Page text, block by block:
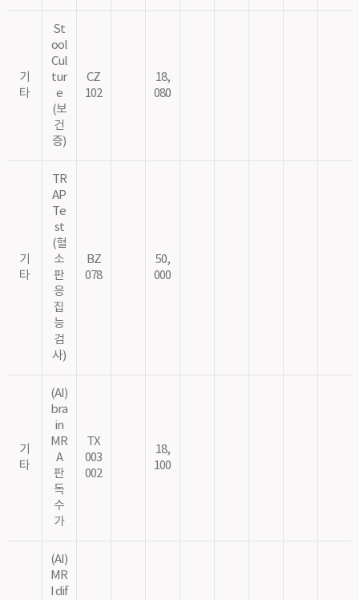
기
타
St
ool
Cul
tur
e
(보
건
증)
CZ
102
18,
080
기
타
TR
AP
Te
st
(혈
소
판
응
집
능
검
사)
BZ
078
50,
000
기
타
(AI)
bra
in
MR
A
판
독
수
가
TX
003
002
18,
100
(AI)
MR
I dif